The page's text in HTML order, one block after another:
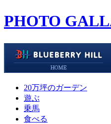
PHOTO
20万坪のガーデン
遊ぶ
乗馬
食べる